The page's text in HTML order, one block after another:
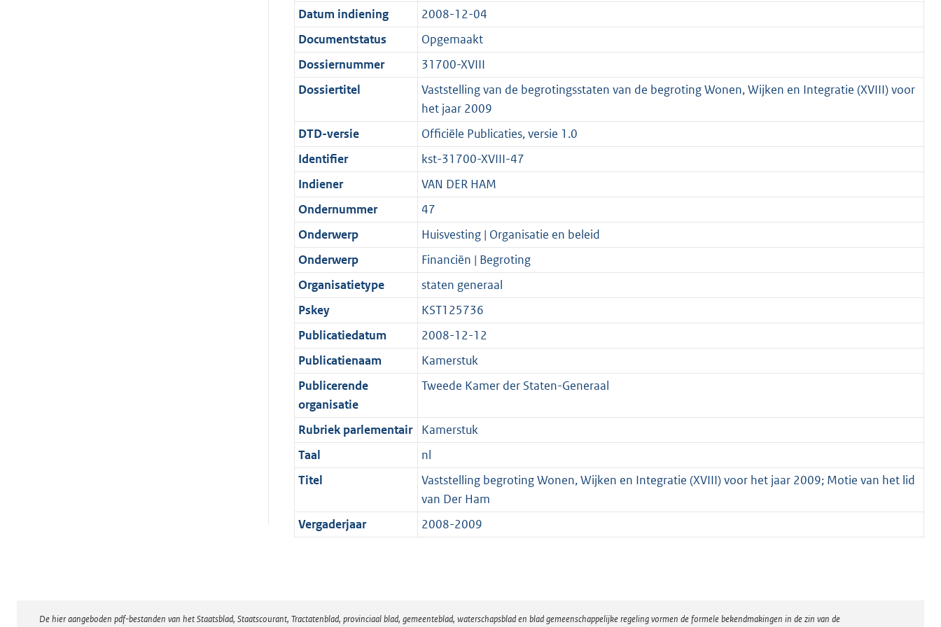
i
e
i
n
f
r
m
a
a
t
1
3
K
b
t
i
e
i
n
o
r
m
a
a
t
:
2
K
b
a
t
i
e
i
f
o
r
m
a
a
t
e
:
1
K
b
s
g
r
o
o
t
t
e
2
b
d
s
g
r
o
o
t
t
e
:
K
b
Datum indiening
2008-12-04
Documentstatus
Opgemaakt
Dossiernummer
31700-XVIII
Dossiertitel
Vaststelling van de begrotingsstaten van de begroting Wonen, Wijken en Integratie (XVIII) voor
het jaar 2009
DTD-versie
Officiële Publicaties, versie 1.0
Identifier
kst-31700-XVIII-47
Indiener
VAN DER HAM
Ondernummer
47
Onderwerp
Huisvesting | Organisatie en beleid
Onderwerp
Financiën | Begroting
Organisatietype
staten generaal
Pskey
KST125736
Publicatiedatum
2008-12-12
Publicatienaam
Kamerstuk
Publicerende
organisatie
Tweede Kamer der Staten-Generaal
Rubriek parlementair
Kamerstuk
Taal
nl
Titel
Vaststelling begroting Wonen, Wijken en Integratie (XVIII) voor het jaar 2009; Motie van het lid
van Der Ham
Vergaderjaar
2008-2009
De hier aangeboden pdf-bestanden van het Staatsblad, Staatscourant, Tractatenblad, provinciaal blad, gemeenteblad, waterschapsblad en blad gemeenschappelijke regeling vormen de formele bekendmakingen in de zin van de